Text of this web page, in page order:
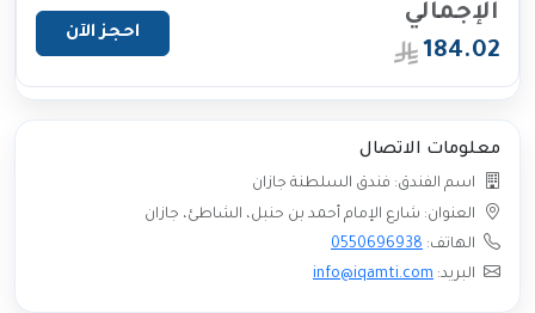
الإجمالي
184.02
احجز الآن
معلومات الاتصال
اسم الفندق: فندق السلطنة جازان
العنوان: شارع الإمام أحمد بن حنبل، الشاطئ، جازان
الهاتف: 0550696938
البريد: info@iqamti.com